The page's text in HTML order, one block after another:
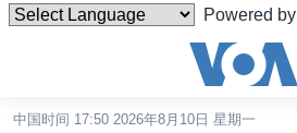
Powered by
碍中国时间 17:50 2026年8月10日 星期一